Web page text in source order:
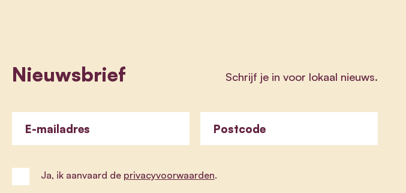
Nieuwsbrief Schrijf je in voor lokaal nieuws.
E-mailadres Postcode
Ja, ik aanvaard de privacyvoorwaarden.